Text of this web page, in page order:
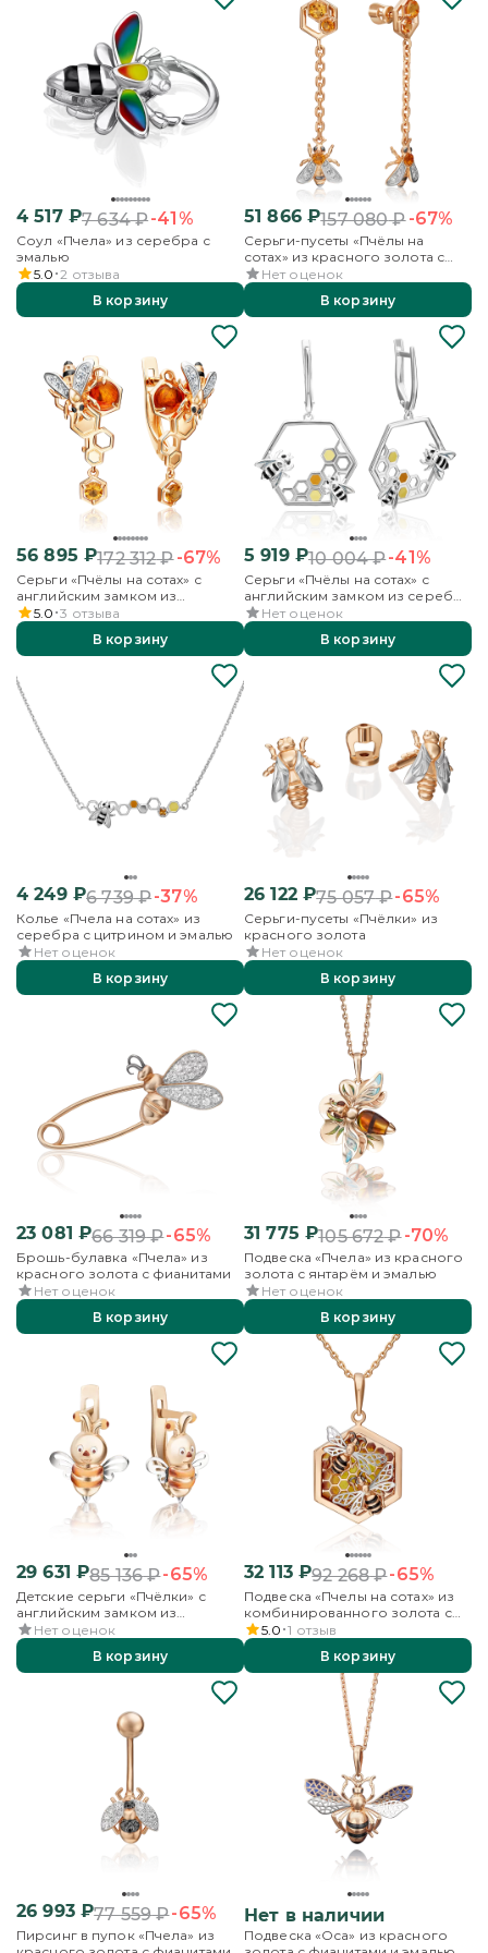
4 517₽7 634₽-41%
Соул «Пчела» из серебра с
эмалью
5.0 2 отзыва
В корзину
51 866₽157 080₽-67%
Серьги-пусеты «Пчёлы на
сотах» из красного золота с
цитринами и бесцветными
топазами
Нет оценок
В корзину
56 895 ₽172 312₽-67%
Серьги «Пчёлы на сотах» с
английским замком из
красного золота с миксом
камней
5.0 3 отзыва
В корзину
5 919₽10 004₽-41%
Серьги «Пчёлы на сотах» с
английским замком из серебра
с эмалью
Нет оценок
В корзину
4 249₽6 739₽-37%
Колье «Пчела на сотах» из
серебра с цитрином и эмалью
Нет оценок
В корзину
26 122₽75 057₽-65%
Серьги-пусеты «Пчёлки» из
красного золота
Нет оценок
В корзину
23 081 ₽66 319₽-65%
Брошь-булавка «Пчела» из
красного золота с фианитами
Нет оценок
В корзину
31 775 ₽105 672₽-70%
Подвеска «Пчела» из красного
золота с янтарём и эмалью
Нет оценок
В корзину
29 631 ₽85 136₽-65%
Детские серьги «Пчёлки» с
английским замком из
комбинированного золота с
эмалью
Нет оценок
В корзину
32 113₽92 268₽-65%
Подвеска «Пчелы на сотах» из
комбинированного золота с
эмалью
5.0 1 отзыв
В корзину
26 993₽77 559₽-65%
Пирсинг в пупок «Пчела» из
Нет в наличии
Подвеска «Оса» из красного